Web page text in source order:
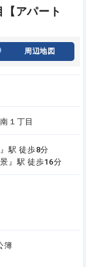
アパート
周辺地図
１丁目
駅 徒歩8分
』駅 徒歩16分
簿